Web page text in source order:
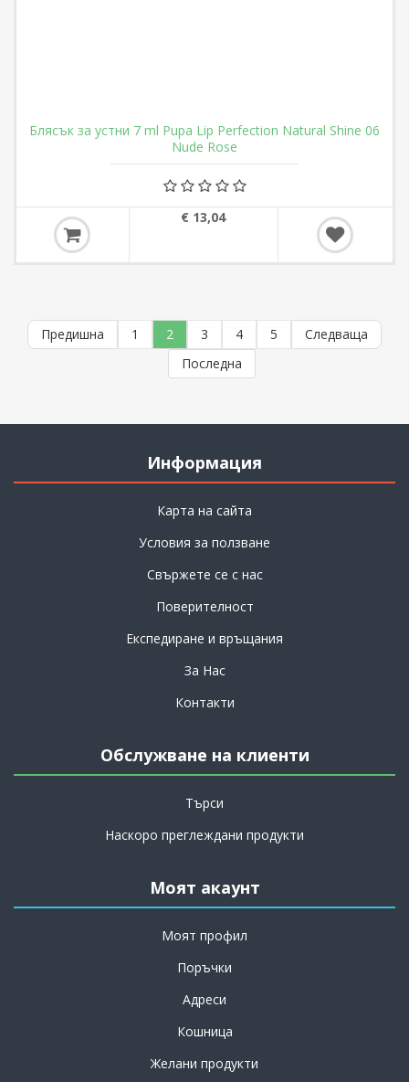
Блясък за устни 7 ml Pupa Lip Perfection Natural Shine 06
Nude Rose
€ 13,04
Предишна 1 2 3 4 5
Следваща
Последна
Информация
Карта на сайта
Условия за ползване
Свържете се с нас
Поверителност
Експедиране и връщания
За Нас
Контакти
Обслужване на клиенти
Търси
Наскоро преглеждани продукти
Моят акаунт
Моят профил
Поръчки
Адреси
Кошница
Желани продукти